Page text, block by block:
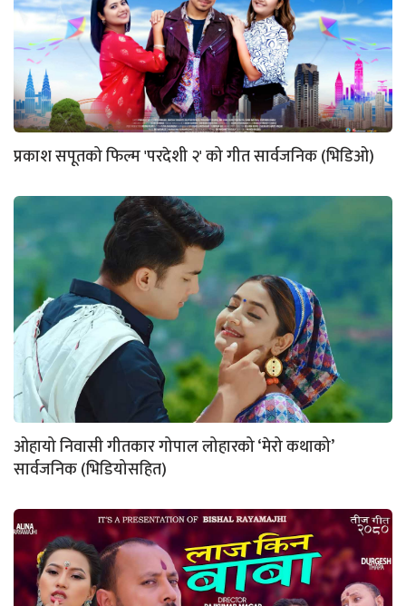
प्रकाश सपूतको फिल्म 'परदेशी २' को गीत सार्वजनिक (भिडिओ)
ओहायो निवासी गीतकार गोपाल लोहारको ‘मेरो कथाको’
सार्वजनिक (भिडियोसहित)